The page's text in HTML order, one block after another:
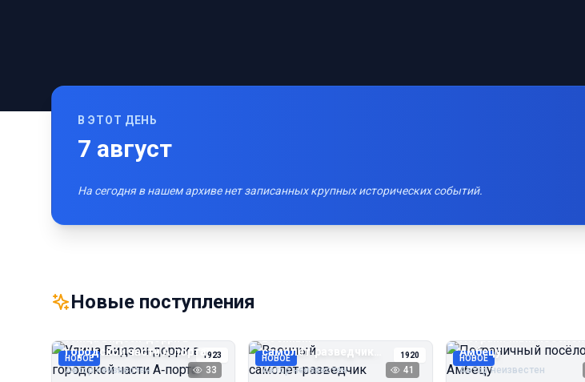
В ЭТОТ ДЕНЬ
7 август
На сегодня в нашем архиве нет записанных крупных исторических событий.
Новые поступления
НОВОЕ 1923
Улица Бидзэн‑дорри в
городской части А‑порта
Автор неизвестен 33
НОВОЕ 1920
Военный
самолёт‑разведчик
«Сальмсон»
Автор неизвестен 41
НОВОЕ
Пограничный посёлок
Амбецу
Автор неизвестен